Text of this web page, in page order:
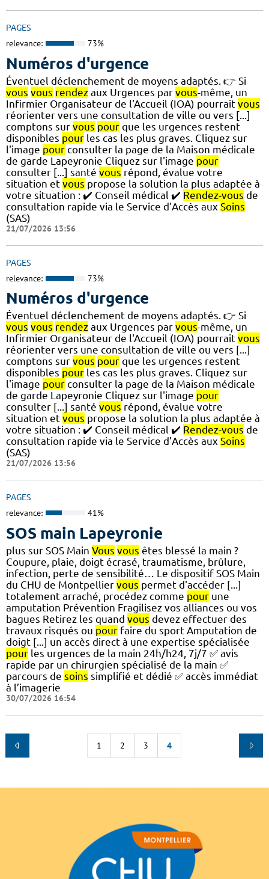
PAGES
relevance: 73%
Numéros d'urgence
Éventuel déclenchement de moyens adaptés. 👉 Si
vous vous rendez aux Urgences par vous-même, un
Infirmier Organisateur de l'Accueil (IOA) pourrait vous
réorienter vers une consultation de ville ou vers [...]
comptons sur vous pour que les urgences restent
disponibles pour les cas les plus graves. Cliquez sur
l'image pour consulter la page de la Maison médicale
de garde Lapeyronie Cliquez sur l'image pour
consulter [...] santé vous répond, évalue votre
situation et vous propose la solution la plus adaptée à
votre situation : ✔️ Conseil médical ✔️ Rendez-vous de
consultation rapide via le Service d’Accès aux Soins
(SAS)
21/07/2026 13:56
PAGES
relevance: 73%
Numéros d'urgence
Éventuel déclenchement de moyens adaptés. 👉 Si
vous vous rendez aux Urgences par vous-même, un
Infirmier Organisateur de l'Accueil (IOA) pourrait vous
réorienter vers une consultation de ville ou vers [...]
comptons sur vous pour que les urgences restent
disponibles pour les cas les plus graves. Cliquez sur
l'image pour consulter la page de la Maison médicale
de garde Lapeyronie Cliquez sur l'image pour
consulter [...] santé vous répond, évalue votre
situation et vous propose la solution la plus adaptée à
votre situation : ✔️ Conseil médical ✔️ Rendez-vous de
consultation rapide via le Service d’Accès aux Soins
(SAS)
21/07/2026 13:56
PAGES
relevance: 41%
SOS main Lapeyronie
plus sur SOS Main Vous vous êtes blessé la main ?
Coupure, plaie, doigt écrasé, traumatisme, brûlure,
infection, perte de sensibilité… Le dispositif SOS Main
du CHU de Montpellier vous permet d'accéder [...]
totalement arraché, procédez comme pour une
amputation Prévention Fragilisez vos alliances ou vos
bagues Retirez les quand vous devez effectuer des
travaux risqués ou pour faire du sport Amputation de
doigt [...] un accès direct à une expertise spécialisée
pour les urgences de la main 24h/h24, 7j/7 ✅ avis
rapide par un chirurgien spécialisé de la main ✅
parcours de soins simplifié et dédié ✅ accès immédiat
à l’imagerie
30/07/2026 16:54
1 2 3 4